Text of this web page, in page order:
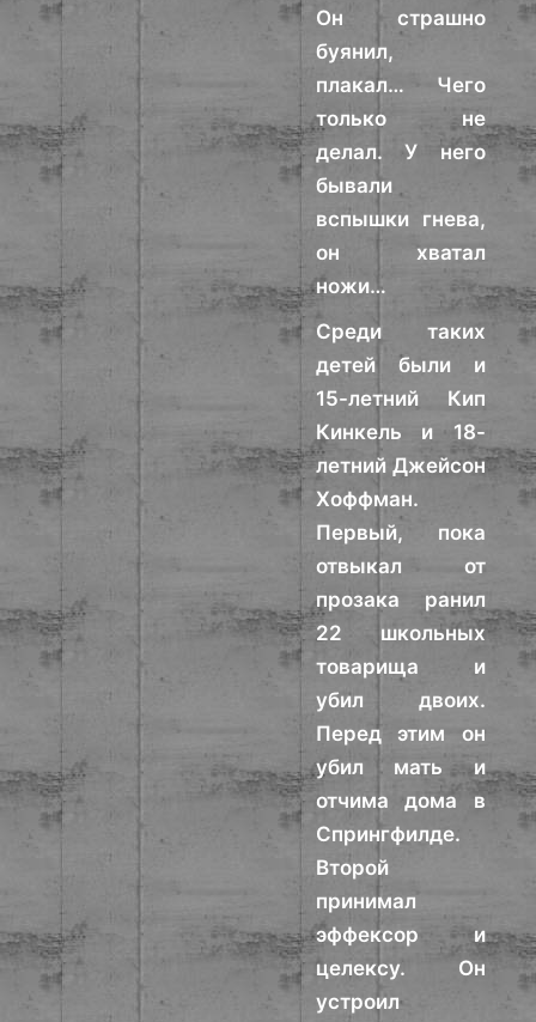
Он страшно
буянил,
плакал… Чего
только не
делал. У него
бывали
вспышки гнева,
он хватал
ножи…
Среди таких
детей были и
15-летний Кип
Кинкель и 18-
летний Джейсон
Хоффман.
Первый, пока
отвыкал от
прозака ранил
22 школьных
товарища и
убил двоих.
Перед этим он
убил мать и
отчима дома в
Спрингфилде.
Второй
принимал
эффексор и
целексу. Он
устроил